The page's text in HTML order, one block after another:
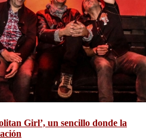
Girl’, un sencillo donde la